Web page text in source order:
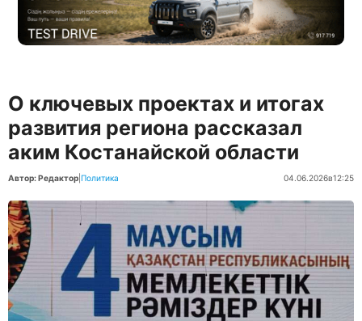
О ключевых проектах и итогах
развития региона рассказал
аким Костанайской области
Автор: Редактор Политика 04.06.2026в12:25